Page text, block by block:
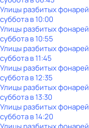
Улицы разбитых фонарей
субботав10:00
Улицы разбитых фонарей
субботав10:55
Улицы разбитых фонарей
субботав11:45
Улицы разбитых фонарей
субботав12:35
Улицы разбитых фонарей
субботав13:30
Улицы разбитых фонарей
субботав14:20